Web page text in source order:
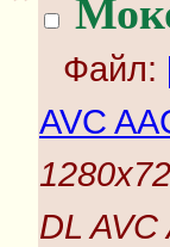
Файл:
AVC
DL